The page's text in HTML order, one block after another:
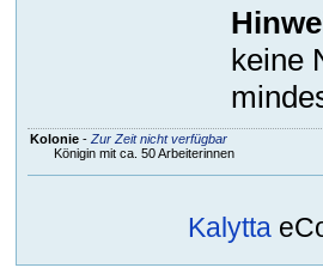
keine
Kolonie- Zur Zeit nicht verfügbar
Königin mit ca. 50 Arbeiterinnen
Kalytta